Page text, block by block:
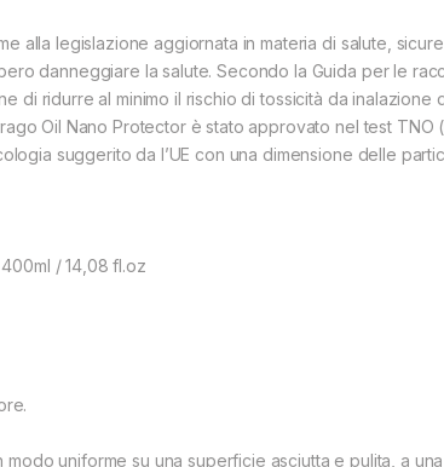
alla legislazione aggiornata in materia di salute,
danneggiare la salute. Secondo la Guida per le
di ridurre al minimo il rischio di tossicità da inalazione
Oil Nano Protector è stato approvato nel test TNO
suggerito da l’UE con una dimensione delle
/ 14,08 fl.oz
uniforme su una superficie asciutta e pulita, a